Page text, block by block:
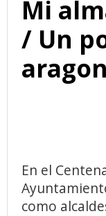
Mi
/ Un
En el
como